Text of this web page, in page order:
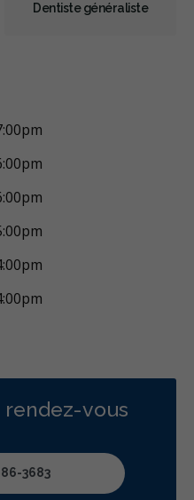
de l'anxiété dentaire
IV
Sédation - orale
pour enfants
dentaires
et nettoyages
Dentiste généraliste
rendez-vous
3683